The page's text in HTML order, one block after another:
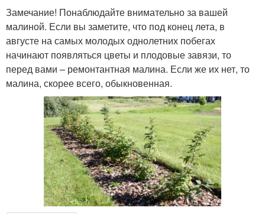
Замечание! Понаблюдайте внимательно за вашей
малиной. Если вы заметите, что под конец лета, в
августе на самых молодых однолетних побегах
начинают появляться цветы и плодовые завязи, то
перед вами – ремонтантная малина. Если же их нет, то
малина, скорее всего, обыкновенная.